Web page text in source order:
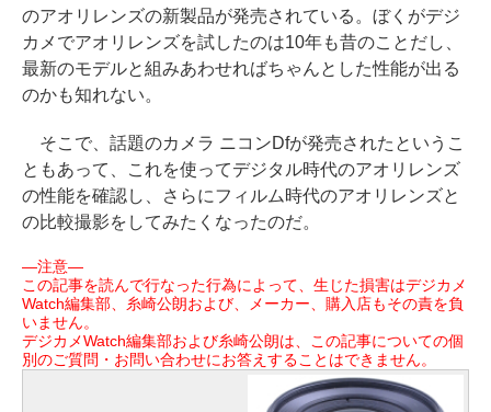
のアオリレンズの新製品が発売されている。ぼくがデジ
カメでアオリレンズを試したのは10年も昔のことだし、
最新のモデルと組みあわせればちゃんとした性能が出る
のかも知れない。
そこで、話題のカメラ ニコンDfが発売されたというこ
ともあって、これを使ってデジタル時代のアオリレンズ
の性能を確認し、さらにフィルム時代のアオリレンズと
の比較撮影をしてみたくなったのだ。
―注意―
この記事を読んで行なった行為によって、生じた損害はデジカメ
Watch編集部、糸崎公朗および、メーカー、購入店もその責を負
いません。
デジカメWatch編集部および糸崎公朗は、この記事についての個
別のご質問・お問い合わせにお答えすることはできません。